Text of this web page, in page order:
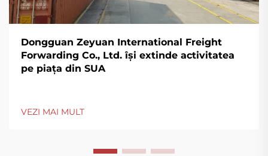
Dongguan Zeyuan International Freight
Forwarding Co., Ltd. își extinde activitatea
pe piața din SUA
VEZI MAI MULT